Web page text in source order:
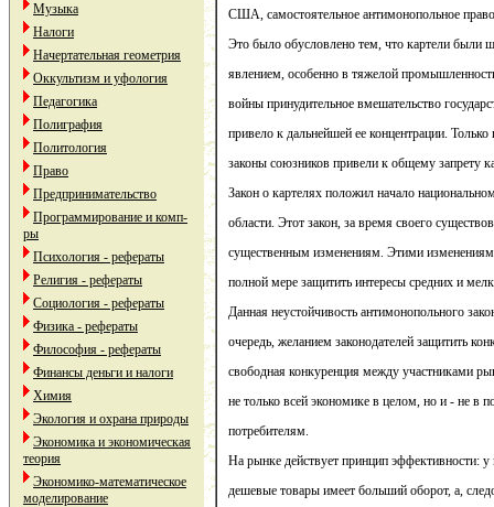
Музыка
Налоги
Начертательная геометрия
Оккультизм и уфология
Педагогика
Полиграфия
Политология
Право
Предпринимательство
Программирование и комп-
ры
Психология - рефераты
Религия - рефераты
Социология - рефераты
Физика - рефераты
Философия - рефераты
Финансы деньги и налоги
Химия
Экология и охрана природы
Экономика и экономическая
теория
Экономико-математическое
моделирование
США, самостоятельное антимонопольное
Это было обусловлено тем, что картели были
явлением, особенно в тяжелой
войны принудительное вмешательство
привело к дальнейшей ее концентрации.
законы союзников привели к общему запрету
Закон о картелях положил начало
области. Этот закон, за время своего
существенным изменениям. Этими
полной мере защитить интересы средних и
Данная неустойчивость антимонопольного
очередь, желанием законодателей защитить
свободная конкуренция между участниками
не только всей экономике в целом, но и - не в
потребителям.
На рынке действует принцип эффективности: у
дешевые товары имеет больший оборот, а,